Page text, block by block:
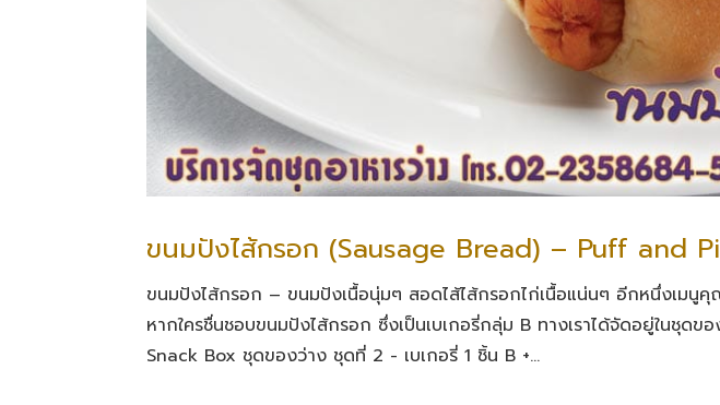
ขนมปังไส้กรอก (Sausage Bread) – Puff and
ขนมปังไส้กรอก – ขนมปังเนื้อนุ่มๆ สอดไส้ไส้กรอกไก่เนื้อแน่นๆ อีกหนึ่งเม
หากใครชื่นชอบขนมปังไส้กรอก ซึ่งเป็นเบเกอรี่กลุ่ม B ทางเราได้จัดอยู่ในชุดข
Snack Box ชุดของว่าง ชุดที่ 2 - เบเกอรี่ 1 ชิ้น B +...